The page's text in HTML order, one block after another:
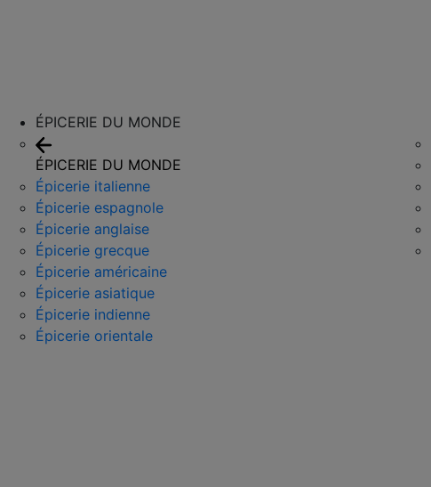
ÉPICERIE DU MONDE
ÉPICERIE DU MONDE
Épicerie italienne
Épicerie espagnole
Épicerie anglaise
Épicerie grecque
Épicerie américaine
Épicerie asiatique
Épicerie indienne
Épicerie orientale